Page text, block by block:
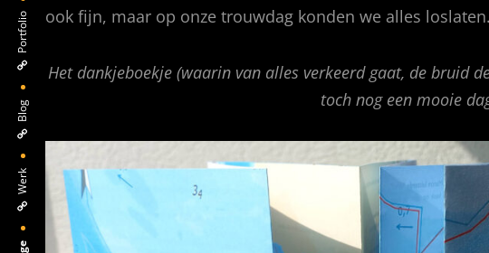
Werk
Blog
Portfolio ook fijn, maar op onze trouwdag konden we alles loslaten.
Het dankjeboekje (waarin van alles verkeerd gaat, de bruid
toch nog een mooie